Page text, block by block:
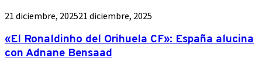
21 diciembre, 202521 diciembre, 2025
«El Ronaldinho del Orihuela CF»: España alucina
con Adnane Bensaad